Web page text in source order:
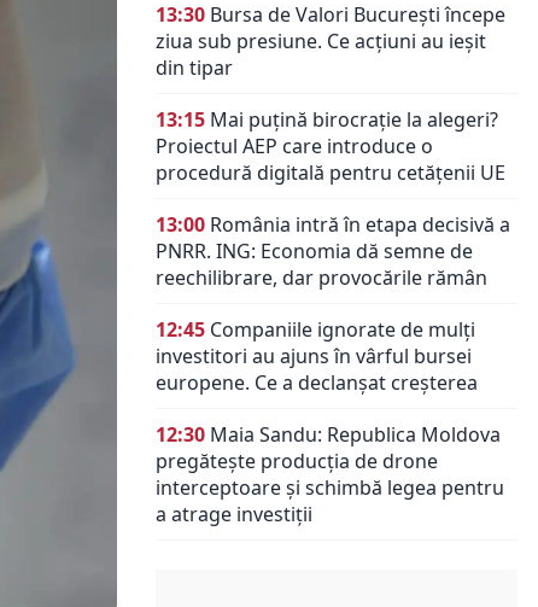
13:30 Bursa de Valori București începe
ziua sub presiune. Ce acțiuni au ieșit
din tipar
13:15 Mai puțină birocrație la alegeri?
Proiectul AEP care introduce o
procedură digitală pentru cetățenii UE
13:00 România intră în etapa decisivă a
PNRR. ING: Economia dă semne de
reechilibrare, dar provocările rămân
12:45 Companiile ignorate de mulți
investitori au ajuns în vârful bursei
europene. Ce a declanșat creșterea
12:30 Maia Sandu: Republica Moldova
pregătește producția de drone
interceptoare și schimbă legea pentru
a atrage investiții